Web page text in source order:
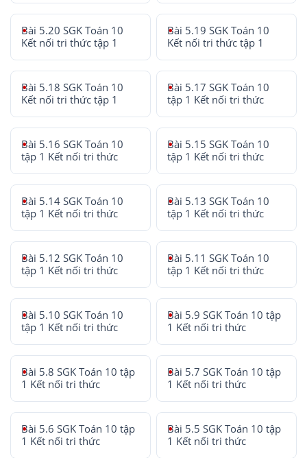
Bài 5.20 SGK Toán 10
Kết nối tri thức tập 1
Bài 5.19 SGK Toán 10
Kết nối tri thức tập 1
Bài 5.18 SGK Toán 10
Kết nối tri thức tập 1
Bài 5.17 SGK Toán 10
tập 1 Kết nối tri thức
Bài 5.16 SGK Toán 10
tập 1 Kết nối tri thức
Bài 5.15 SGK Toán 10
tập 1 Kết nối tri thức
Bài 5.14 SGK Toán 10
tập 1 Kết nối tri thức
Bài 5.13 SGK Toán 10
tập 1 Kết nối tri thức
Bài 5.12 SGK Toán 10
tập 1 Kết nối tri thức
Bài 5.11 SGK Toán 10
tập 1 Kết nối tri thức
Bài 5.10 SGK Toán 10
tập 1 Kết nối tri thức
Bài 5.9 SGK Toán 10 tập
1 Kết nối tri thức
Bài 5.8 SGK Toán 10 tập
1 Kết nối tri thức
Bài 5.7 SGK Toán 10 tập
1 Kết nối tri thức
Bài 5.6 SGK Toán 10 tập
1 Kết nối tri thức
Bài 5.5 SGK Toán 10 tập
1 Kết nối tri thức